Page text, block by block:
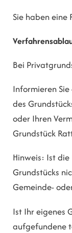
Sie haben eine
Bei
Informieren
des
oder Ihren
Grundstück
Hinweis: Ist
Grundstücks
Gemeinde-
Ist Ihr eigenes
aufgefundene